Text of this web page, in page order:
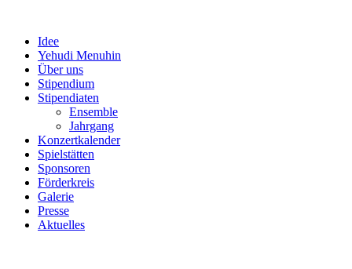
Idee
Yehudi Menuhin
Über uns
Stipendium
Stipendiaten
Ensemble
Jahrgang
Konzertkalender
Spielstätten
Sponsoren
Förderkreis
Galerie
Presse
Aktuelles